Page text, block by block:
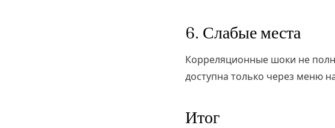
6. Слабые места
Корреляционные шоки не
доступна только через меню
Итог